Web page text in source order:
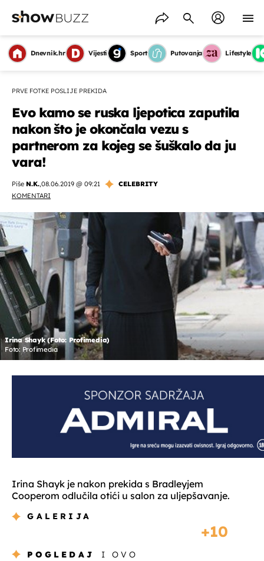
Dnevnik.hr Vijesti Sport Putovanja Lifestyle
PRVE FOTKE POSLIJE PREKIDA
Evo kamo se ruska ljepotica zaputila
nakon što je okončala vezu s
partnerom za kojeg se šuškalo da ju
vara!
Piše N.K.,08.06.2019 @ 09:21
CELEBRITY
KOMENTARI
Irina Shayk (Foto: Profimedia)
Foto: Profimedia
Irina Shayk je nakon prekida s Bradleyjem
Cooperom odlučila otići u salon za uljepšavanje.
GALERIJA
10
POGLEDAJ I OVO
OMOGUĆI OBAVIJESTI